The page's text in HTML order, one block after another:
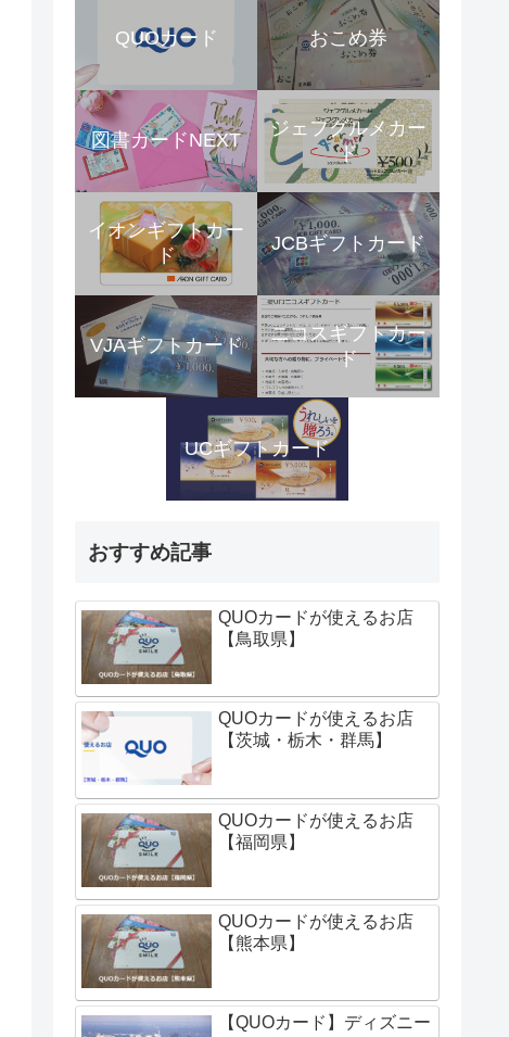
QUOカード おこめ券
図書カードNEXT
ジェフグルメカー
ド
イオンギフトカー
ド
JCBギフトカード
VJAギフトカード
ニコスギフトカー
ド
UCギフトカード
おすすめ記事
QUOカードが使えるお店
【鳥取県】
QUOカードが使えるお店
【茨城・栃木・群馬】
QUOカードが使えるお店
【福岡県】
QUOカードが使えるお店
【熊本県】
【QUOカード】ディズニー